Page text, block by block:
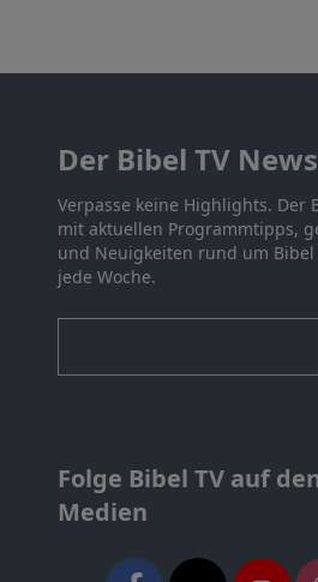
Der Bibel TV
Verpasse keine Highlights. Der
mit aktuellen Programmtipps,
und Neuigkeiten rund um
jede Woche.
Folge Bibel TV auf
Medien